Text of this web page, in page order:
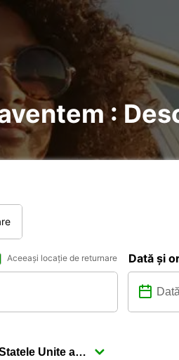
:
Aceeași locație de returnare Dată și